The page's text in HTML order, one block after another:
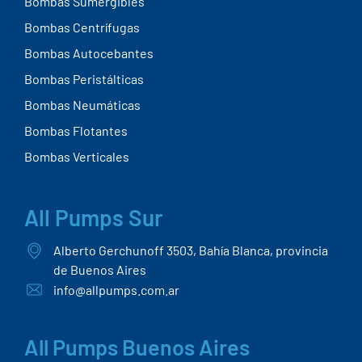
Bombas Centrífugas
Bombas Autocebantes
Bombas Peristálticas
Bombas Neumáticas
Bombas Flotantes
Bombas Verticales
All Pumps Sur
Alberto Gerchunoff 3503, Bahía Blanca, provincia
de Buenos Aires
info@allpumps.com.ar
All Pumps Buenos Aires